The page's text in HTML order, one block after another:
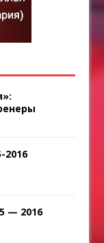
2016
— 2016